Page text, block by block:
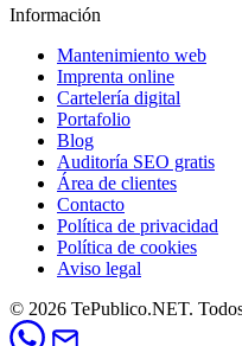
Información
Mantenimiento web
Imprenta online
Cartelería digital
Portafolio
Blog
Auditoría SEO gratis
Área de clientes
Contacto
Política de privacidad
Política de cookies
Aviso legal
© 2026 TePublico.NET.